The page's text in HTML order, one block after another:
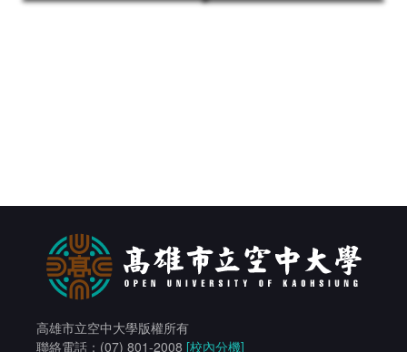
高雄市立空中大學版權所有
聯絡電話：(07) 801-2008 [校內分機]